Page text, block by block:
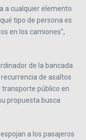
a cualquier elemento
tipo de persona es
en los camiones”,
de la bancada
de asaltos
transporte público en
propuesta busca
a los pasajeros